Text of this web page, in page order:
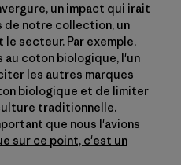
un impact qui irait
de notre collection, un
secteur. Par exemple,
au coton biologique, l'un
les autres marques
biologique et de limiter
traditionnelle.
que nous l'avions
sur ce point, c'est un